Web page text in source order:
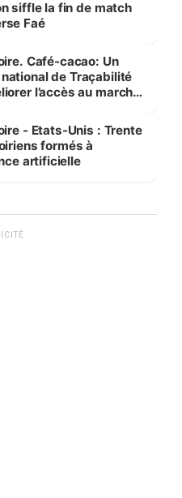
siffle la fin de match
Faé
Café-cacao: Un
de Traçabilité
l’accès au marché
- Etats-Unis : Trente
formés à
artificielle